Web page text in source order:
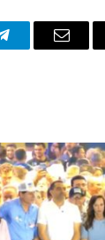
TelegramEmail